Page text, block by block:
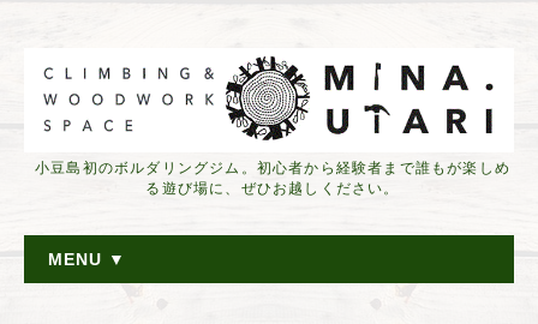
小豆島初のボルダリングジム。初心者から経験者まで誰もが楽しめ
る遊び場に、ぜひお越しください。
MENU ▼